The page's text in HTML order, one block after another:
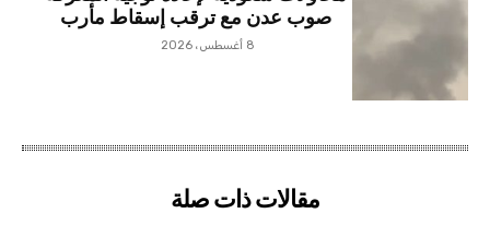
صوب عدن مع ترقب إسقاط مأرب
8 أغسطس، 2026
مقالات ذات صلة